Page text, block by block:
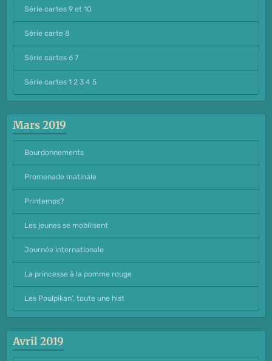
Série cartes 9 et 10
Série carte 8
Série cartes 6 7
Série cartes 1 2 3 4 5
Mars 2019
Bourdonnements
Promenade matinale
Printemps?
Les jeunes se mobilisent
Journée internationale
La princesse à la pomme rouge
Les Poulpikan', toute une hist
Avril 2019